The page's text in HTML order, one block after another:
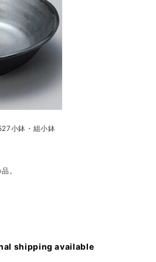
小鉢・組小鉢
。
shipping available